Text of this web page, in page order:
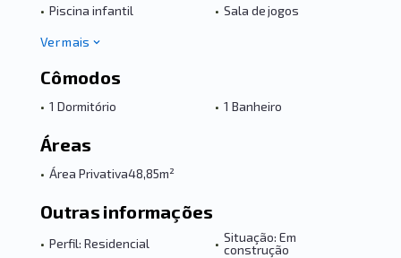
• Piscina infantil • Sala de jogos
Ver mais
Cômodos
• 1 Dormitório • 1 Banheiro
Áreas
• Área Privativa48,85m²
Outras informações
• Perfil: Residencial • Situação: Em
construção